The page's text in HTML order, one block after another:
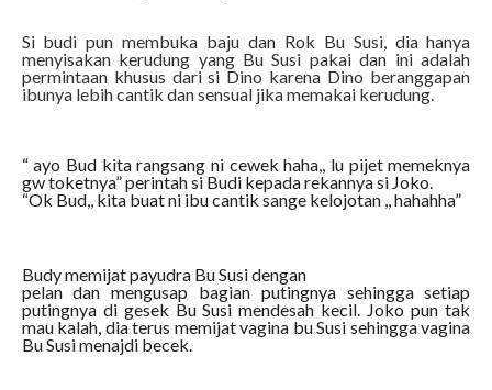
Si budi pun membuka baju dan Rok Bu Susi, dia hanya
menyisakan kerudung yang Bu Susi pakai dan ini adalah
permintaan khusus dari si Dino karena Dino beranggapan
ibunya lebih cantik dan sensual jika memakai kerudung.
“ ayo Bud kita rangsang ni cewek haha,, lu pijet memeknya
gw toketnya” perintah si Budi kepada rekannya si Joko.
“Ok Bud,, kita buat ni ibu cantik sange kelojotan ,, hahahha”
Budy memijat payudra Bu Susi dengan
pelan dan mengusap bagian putingnya sehingga setiap
putingnya di gesek Bu Susi mendesah kecil. Joko pun tak
mau kalah, dia terus memijat vagina bu Susi sehingga vagina
Bu Susi menajdi becek.